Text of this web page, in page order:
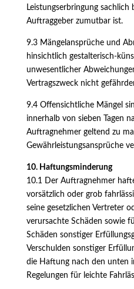
Leistungserbringung
Auftraggeber zumutbar ist.
9.3 Mängelansprüche und
hinsichtlich gestalterisch-
unwesentlicher
Vertragszweck nicht
9.4 Offensichtliche Mängel
innerhalb von sieben Tagen
Auftragnehmer geltend zu
Gewährleistungsansprüche
10. Haftungsminderung
10.1 Der Auftragnehmer
vorsätzlich oder grob
seine gesetzlichen Vertreter
verursachte Schäden sowie
Schäden sonstiger
Verschulden sonstiger
die Haftung nach den unten
Regelungen für leichte